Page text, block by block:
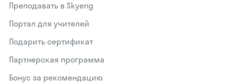
Преподавать в Skyeng
Портал для учителей
Подарить сертификат
Партнерская программа
Бонус за рекомендацию